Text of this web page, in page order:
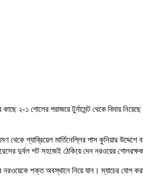
২-১ গোলের পরাজয়ে টুর্নামেন্ট থেকে বিদায়
গ্যাব্রিয়েল মার্তিনেল্লির পাস কুনিয়ার
দুর্বল শট সহজেই ঠেকিয়ে দেন নরওয়ের
করে নরওয়েকে শক্ত অবস্থানে নিয়ে যান। ম্যাচের